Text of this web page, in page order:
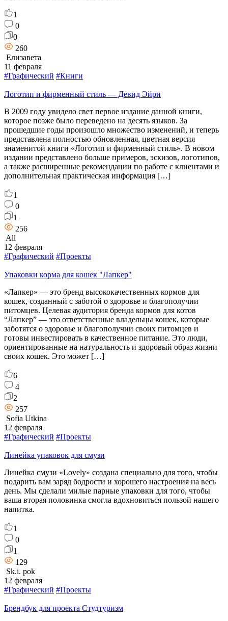
1
0
0
260
Елизавета
11 февраля
#Графический #Книги
Логотип и фирменный стиль — Девид Эйри
В 2009 году увидело свет первое издание данной книги,
которое позже было переведено на десять языков. За
прошедшие годы произошло множество изменений, и теперь
представлена полностью обновленная, цветная версия
знаменитой книги «Логотип и фирменный стиль». В новом
издании представлено больше примеров, эскизов, логотипов,
а также расширенные рекомендации по работе с клиентами и
дополнительная практическая информация […]
1
0
1
256
All
12 февраля
#Графический #Проекты
Упаковки корма для кошек "Лапкер"
«Лапкер» — это бренд высококачественных кормов для
кошек, созданный с заботой о здоровье и благополучии
питомцев. Целевая аудитория бренда кормов для котов
“Лапкер” — это ответственные владельцы кошек, которые
заботятся о здоровье и благополучии своих питомцев и
готовы инвестировать в качественное питание. Это люди,
ориентированные на натуральность и здоровый образ жизни
своих кошек. Это может […]
6
4
2
257
Sofia Utkina
12 февраля
#Графический #Проекты
Линейка упаковок для смузи
Линейка смузи «Lovely» создана специально для того, чтобы
подарить вам заряд бодрости и хорошего настроения на весь
день. Мы сделали милые парные упаковки для того, чтобы
ваша вторая половинка смогла вдохновиться пользой нашего
напитка.
1
0
1
129
Sk.i. pok
12 февраля
#Графический #Проекты
Брендбук для проекта Студтуризм